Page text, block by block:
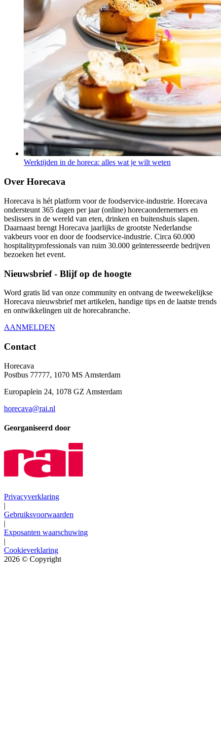
Werktijden in de horeca: alles wat je wilt weten
Over Horecava
Horecava is hét platform voor de foodservice-industrie. Horecava
ondersteunt 365 dagen per jaar (online) horecaondernemers en
beslissers in de wereld van eten, drinken en buitenshuis slapen.
Daarnaast brengt Horecava jaarlijks de grootste Nederlandse
vakbeurs voor en door de foodservice-industrie. Circa 60.000
hospitalityprofessionals van ruim 30.000 geïnteresseerde bedrijven
bezoeken het event.
Nieuwsbrief - Blijf op de hoogte
Word gratis lid van onze community en ontvang de tweewekelijkse
Horecava nieuwsbrief met artikelen, handige tips en de laatste trends
en ontwikkelingen uit de horecabranche.
AANMELDEN
Contact
Horecava
Postbus 77777, 1070 MS Amsterdam
Europaplein 24, 1078 GZ Amsterdam
horecava@rai.nl
Georganiseerd door
Privacyverklaring
|
Gebruiksvoorwaarden
|
Exposanten waarschuwing
|
Cookieverklaring
2026 © Copyright